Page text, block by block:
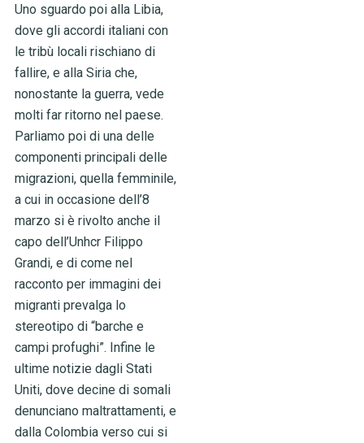
Uno sguardo poi alla Libia,
dove gli accordi italiani con
le tribù locali rischiano di
fallire, e alla Siria che,
nonostante la guerra, vede
molti far ritorno nel paese.
Parliamo poi di una delle
componenti principali delle
migrazioni, quella femminile,
a cui in occasione dell’8
marzo si è rivolto anche il
capo dell’Unhcr Filippo
Grandi, e di come nel
racconto per immagini dei
migranti prevalga lo
stereotipo di “barche e
campi profughi”. Infine le
ultime notizie dagli Stati
Uniti, dove decine di somali
denunciano maltrattamenti, e
dalla Colombia verso cui si